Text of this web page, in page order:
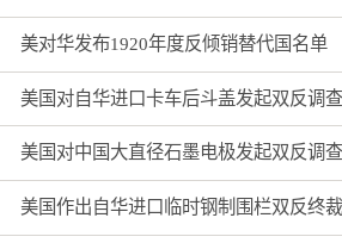
美对华发布1920年度反倾销替代国名单
美国对自华进口卡车后斗盖发起双反调查
美国对中国大直径石墨电极发起双反调查
美国作出自华进口临时钢制围栏双反终裁